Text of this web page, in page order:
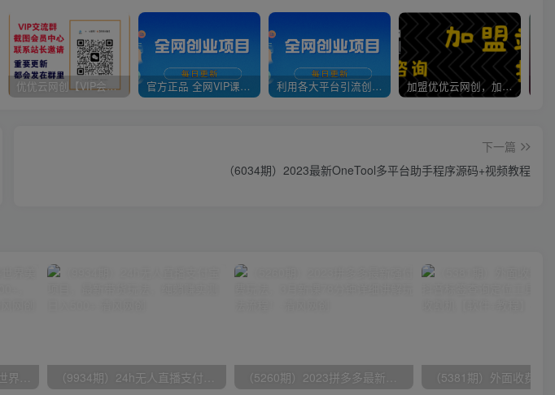
优优云网创【VIP会员专属交流群】 官方正品 全网VIP课程 无损下载~ 利用各大平台引流创业粉，做知识付费系统，卖会员，卖课程，实现日入几百几千 加盟优优云网创，加盟搭建同款知识付费资源网站，实现长期稳定被动收入~
下一篇
（6034期）2023最新OneTool多平台助手程序源码+视频教程